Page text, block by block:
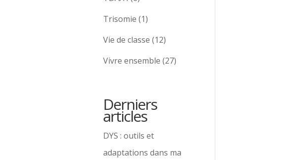
Trisomie (1)
Vie de classe (12)
Vivre ensemble (27)
Derniers
articles
DYS : outils et
adaptations dans ma